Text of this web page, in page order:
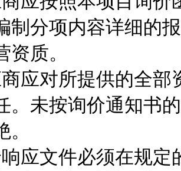
制分项内容详细的
质。
对所提供的全部
。未按询价通知书
文件必须在规定